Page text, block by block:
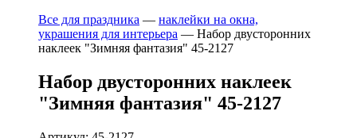
Все для праздника — наклейки на окна,
украшения для интерьера — Набор двусторонних
наклеек "Зимняя фантазия" 45-2127
Набор двусторонних наклеек
"Зимняя фантазия" 45-2127